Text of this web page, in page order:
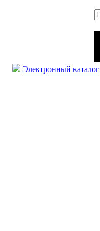
Электронный каталог